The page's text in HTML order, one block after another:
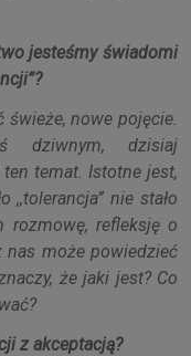
jesteśmy świadomi
nowe pojęcie.
dziwnym, dzisiaj
temat. Istotne jest,
,,tolerancja” nie stało
rozmowę, refleksję o
nas może powiedzieć
że jaki jest? Co
z akceptacją?